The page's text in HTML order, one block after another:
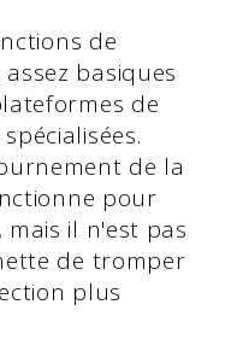
de
basiques
de
de la
pour
il n'est pas
de tromper
plus